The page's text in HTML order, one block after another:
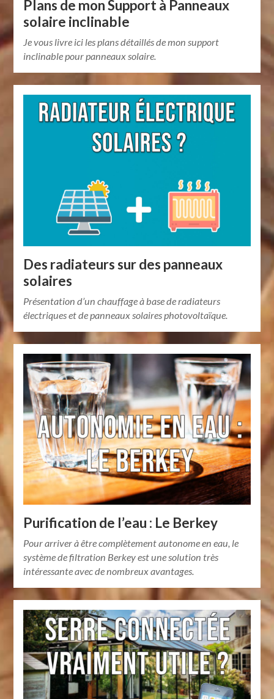
Plans de mon Support à Panneaux
solaire inclinable
Je vous livre ici les plans détaillés de mon support
inclinable pour panneaux solaire.
Des radiateurs sur des panneaux
solaires
Présentation d’un chauffage à base de radiateurs
électriques et de panneaux solaires photovoltaïque.
Purification de l’eau : Le Berkey
Pour arriver à être complètement autonome en eau, le
système de filtration Berkey est une solution très
intéressante avec de nombreux avantages.